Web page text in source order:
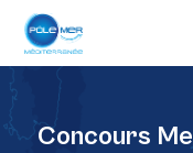
Concours
Panneau de gestion des